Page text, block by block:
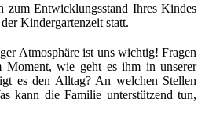
Entwicklungsstand Ihres Kindes
Kindergartenzeit statt.
Atmosphäre ist uns wichtig! Fragen
wie geht es ihm in unserer
es den Alltag? An welchen Stellen
kann die Familie unterstützend tun,